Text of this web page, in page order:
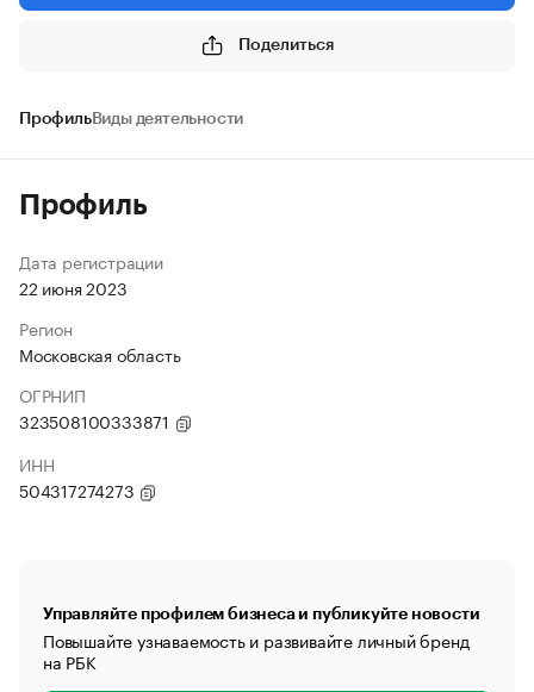
Поделиться
ПрофильВиды деятельности
Профиль
Дата регистрации
22 июня 2023
Регион
Московская область
ОГРНИП
323508100333871
ИНН
504317274273
Управляйте профилем бизнеса и публикуйте новости
Повышайте узнаваемость и развивайте личный бренд
на РБК